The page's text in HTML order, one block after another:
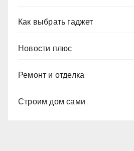
Как выбрать гаджет
Новости плюс
Ремонт и отделка
Строим дом сами